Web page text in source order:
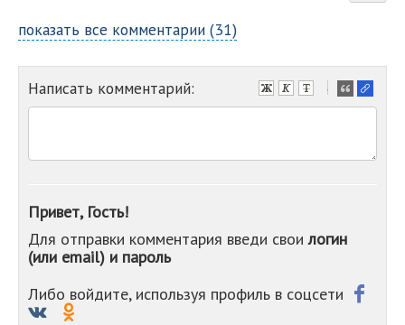
показать все комментарии (31)
Написать комментарий:
-
-
-
-
Привет, Гость!
Для отправки комментария введи своилогин
(или email) и пароль
Либо войдите, используя профиль в соцсети